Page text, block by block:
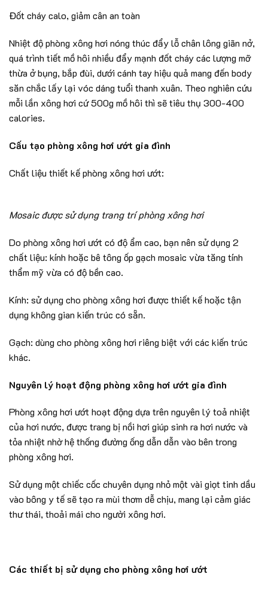
Đốt cháy calo, giảm cân an toàn
Nhiệt độ phòng xông hơi nóng thúc đẩy lỗ chân lông giãn nở,
quá trình tiết mồ hôi nhiều đẩy mạnh đốt cháy các lượng mỡ
thừa ở bụng, bắp đùi, dưới cánh tay hiệu quả mang đến body
săn chắc lấy lại vóc dáng tuổi thanh xuân. Theo nghiên cứu
mỗi lần xông hơi cứ 500g mồ hôi thì sẽ tiêu thụ 300-400
calories.
Cấu tạo phòng xông hơi ướt gia đình
Chất liệu thiết kế phòng xông hơi ướt:
Mosaic được sử dụng trang trí phòng xông hơi
Do phòng xông hơi ướt có độ ẩm cao, bạn nên sử dụng 2
chất liệu: kính hoặc bê tông ốp gạch mosaic vừa tăng tính
thẩm mỹ vừa có độ bền cao.
Kính: sử dụng cho phòng xông hơi được thiết kế hoặc tận
dụng không gian kiến trúc có sẵn.
Gạch: dùng cho phòng xông hơi riêng biệt với các kiến trúc
khác.
Nguyên lý hoạt động phòng xông hơi ướt gia đình
Phòng xông hơi ướt hoạt động dựa trên nguyên lý toả nhiệt
của hơi nước, được trang bị nồi hơi giúp sinh ra hơi nước và
tỏa nhiệt nhờ hệ thống đường ống dẫn dẫn vào bên trong
phòng xông hơi.
Sử dụng một chiếc cốc chuyên dụng nhỏ một vài giọt tinh dầu
vào bông y tế sẽ tạo ra mùi thơm dễ chịu, mang lại cảm giác
thư thái, thoải mái cho người xông hơi.
Các thiết bị sử dụng cho phòng xông hơi ướt